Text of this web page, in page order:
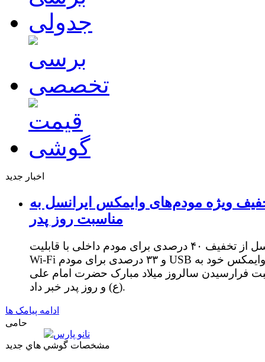
اخبار جدید
ویژه مودم‌های وایمکس ایرانسل به
مناسبت روز پدر
ایرانسل از تخفیف ۴۰ درصدی برای مودم داخلی با قابلیت
Wi-Fi و ۳۳ درصدی برای مودم USB وایمکس خود به
فرارسیدن سالروز میلاد مبارک حضرت امام علی
(ع) و روز پدر خبر داد.
ادامه پیامک ها
حامی
مشخصات گوشي هاي جديد